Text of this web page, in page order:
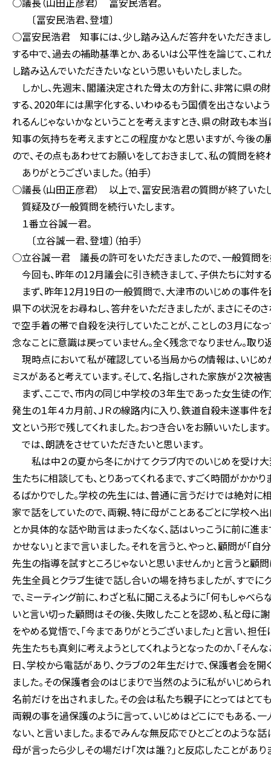
〔冨安民浩君、登壇〕
○冨安民浩君 知事には、少し踏み込んだ答弁をいただきまし
する中で、過去の補助基準とか、あるいは公平性を論じて、こ
し踏み込んでいただきたいなという思いもいたしました。
しかし、先週末、閣議決定された骨太の方針に、非常に県の
する、2020年には黒字化する、いわゆるもう国債を出さないよ
れるんじゃないかなということを考えますとき、県の財政も本
知事の気持ちを考えますとこの程度かなと思いますが、今後
ので、その点もあわせてお願いをしておきまして、私の質問を終
ありがとうございました。（拍手）
○議長（山田正彦君） 以上で、冨安民浩君の質問が終了いた
質疑及び一般質問を続行いたします。
１番立谷誠一君。
〔立谷誠一君、登壇〕（拍手）
○立谷誠一君 議長の許可をいただきましたので、一般質問を
今回も、昨年の12月議会に引き続きまして、子供たちに対す
まず、昨年12月19日の一般質問で、大津市のいじめの事件
県下の状況をお尋ねし、答弁をいただきましたが、まさにそ
で空手着の帯で自殺を決行していたことが、ことしの３月にな
念なことに意識は戻っていません。全く残念でなりません。取
現時点において私が確認している当局からの情報は、いじめ
ミスがあると考えています。そして、名指しされた家族が２次
まず、ここで、市内の同じ中学校の３年生であった女生徒の
発生の１年４カ月前、ＪＲの線路内に入り、鉄道自殺未遂事件
文という形で残してくれました。おつき合いをお願いいたします。
では、朗読をさせていただきたいと思います。
私は中２の夏から冬にかけてクラブ内でのいじめを受け大
生たちに相談しても、とりあってくれるまで、すごく時間がかか
るばかりでした。学校の先生には、普通に言うだけでは絶対
家で話をしていたので、両親、特に母がことあるごとに学校へ
とか具体的な話や助言はまったくなく、話はいっこうに前に進
かせない」とまで言いました。それを言うと、やっと、顧問が「
先生の指導を試すところじゃないと思いませんか」と言うと顧
先生全員とクラブ生徒で話し合いの場を持ちましたが、すでに
で、ミーティング前に、わざと私に聞こえるように「何もしゃ
いと言い切った顧問はその後、失敗したことを認め、私と母に謝
をやめる覚悟で、「今までありがとうございました」と言い、担
先生たちも真剣に考えようとしてくれようとなったのか、「そん
日、学校から電話があり、クラブの２年生だけで、保護者会を
ました。その保護者会のはじまりで当然のように私がいじめ
名前だけを出されました。その会は私たち親子にとってはとて
両親の事を過保護のように言って、いじめはどこにでもある、
ない、と言いました。まるでみんな無反応でひとごとのような
母が言ったら少しその場だけ「次は誰？」と反応したことがあ